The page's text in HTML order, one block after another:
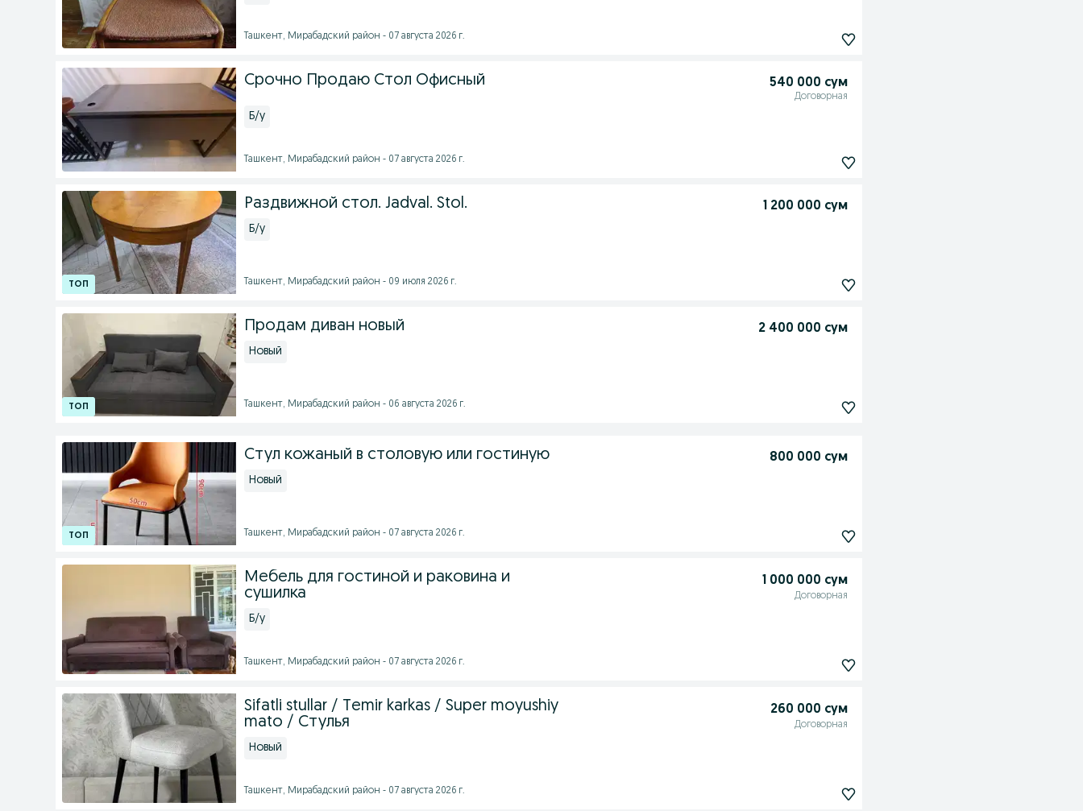
Ташкент, Мирабадский район - 07 августа 2026 г.
Срочно Продаю Стол Офисный 540 000 сум
Договорная
Б/у
Ташкент, Мирабадский район - 07 августа 2026 г.
Раздвижной стол. Jadval. Stol. 1 200 000 сум
Б/у
Ташкент, Мирабадский район - 09 июля 2026 г.
Продам диван новый 2 400 000 сум
Новый
Ташкент, Мирабадский район - 06 августа 2026 г.
Стул кожаный в столовую или гостиную 800 000 сум
Новый
Ташкент, Мирабадский район - 07 августа 2026 г.
Мебель для гостиной и раковина и
сушилка
1 000 000 сум
Договорная
Б/у
Ташкент, Мирабадский район - 07 августа 2026 г.
Sifatli stullar / Temir karkas / Super moyushiy
mato / Стулья
260 000 сум
Договорная
Новый
Ташкент, Мирабадский район - 07 августа 2026 г.